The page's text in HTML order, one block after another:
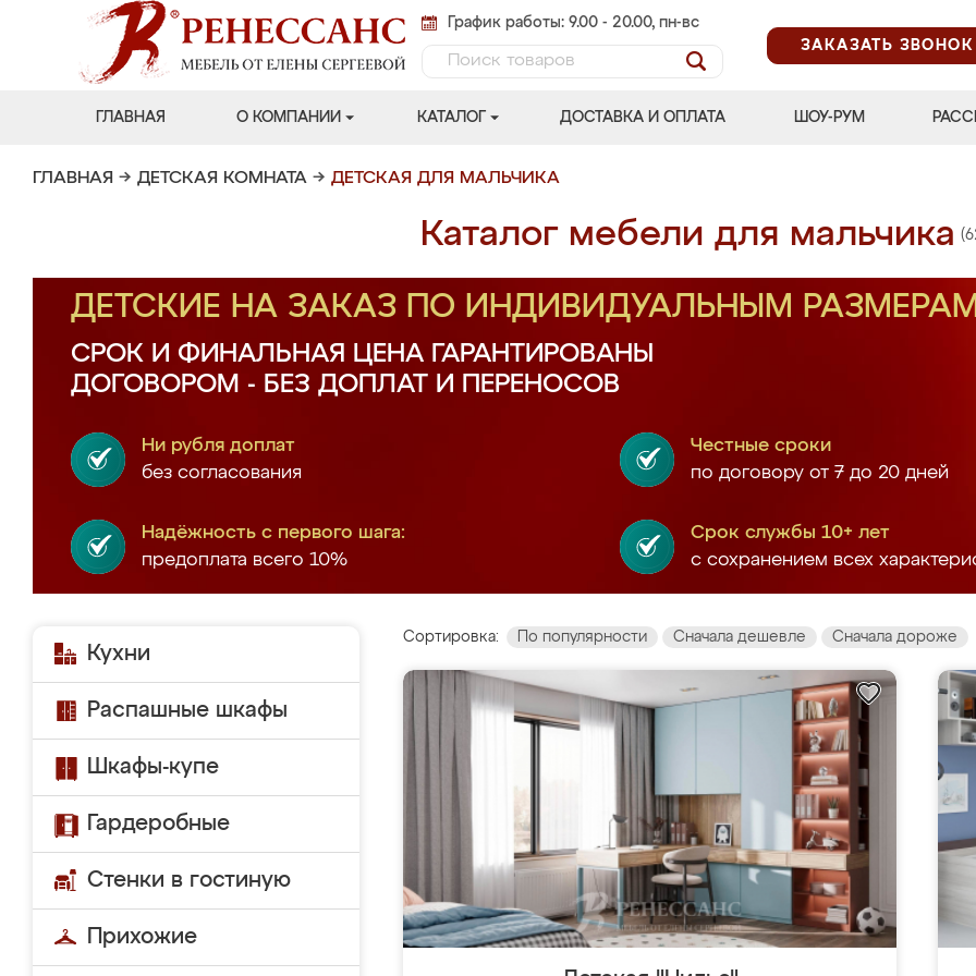
График работы: 9.00 - 20.00, пн-вс
ЗАКАЗАТЬ ЗВОНОК
ГЛАВНАЯ О КОМПАНИИ КАТАЛОГ ДОСТАВКА И ОПЛАТА ШОУ-РУМ
ГЛАВНАЯ → ДЕТСКАЯ КОМНАТА → ДЕТСКАЯ ДЛЯ МАЛЬЧИКА
Каталог мебели для мальчика
ДЕТСКИЕ НА ЗАКАЗ ПО ИНДИВИДУАЛЬНЫМ
СРОК И ФИНАЛЬНАЯ ЦЕНА ГАРАНТИРОВАНЫ
ДОГОВОРОМ - БЕЗ ДОПЛАТ И ПЕРЕНОСОВ
Ни рубля доплат
без согласования
Честные сроки
по договору от 7 до 20 дней
Надёжность с первого шага:
предоплата всего 10%
Срок службы 10+ лет
с сохранением всех
Кухни
Распашные шкафы
Шкафы-купе
Гардеробные
Стенки в гостиную
Прихожие
Сортировка: По популярности Сначала дешевле Сначала дороже